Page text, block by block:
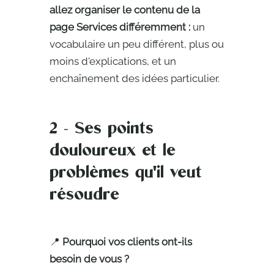
allez organiser le contenu de la
page Services différemment :un
vocabulaire un peu différent, plus ou
moins d'explications, et un
enchaînement des idées particulier.
2 - Ses points
douloureux et le
problèmes qu'il veut
résoudre
📍 Pourquoi vos clients ont-ils
besoin de vous ?